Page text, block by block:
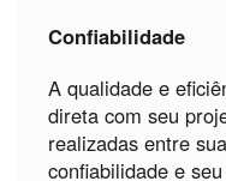
Confiabilidade
A qualidade e
direta com seu
realizadas entre
confiabilidade e